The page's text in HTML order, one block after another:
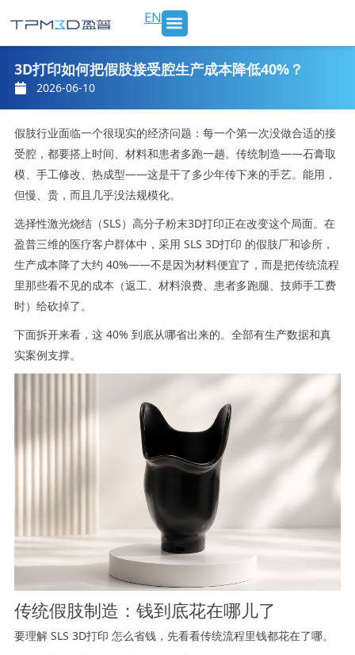
至
内
EN
3D打印如何把假肢接受腔生产成本降低40%？
2026-06-10
假肢行业面临一个很现实的经济问题：每一个第一次没做合适的接
受腔，都要搭上时间、材料和患者多跑一趟。传统制造——石膏取
模、手工修改、热成型——这是干了多少年传下来的手艺。能用，
但慢、贵，而且几乎没法规模化。
选择性激光烧结（SLS）高分子粉末3D打印正在改变这个局面。在
盈普三维的医疗客户群体中，采用 SLS 3D打印 的假肢厂和诊所，
生产成本降了大约 40%——不是因为材料便宜了，而是把传统流程
里那些看不见的成本（返工、材料浪费、患者多跑腿、技师手工费
时）给砍掉了。
下面拆开来看，这 40% 到底从哪省出来的。全部有生产数据和真
实案例支撑。
传统假肢制造：钱到底花在哪儿了
要理解 SLS 3D打印 怎么省钱，先看看传统流程里钱都花在了哪。